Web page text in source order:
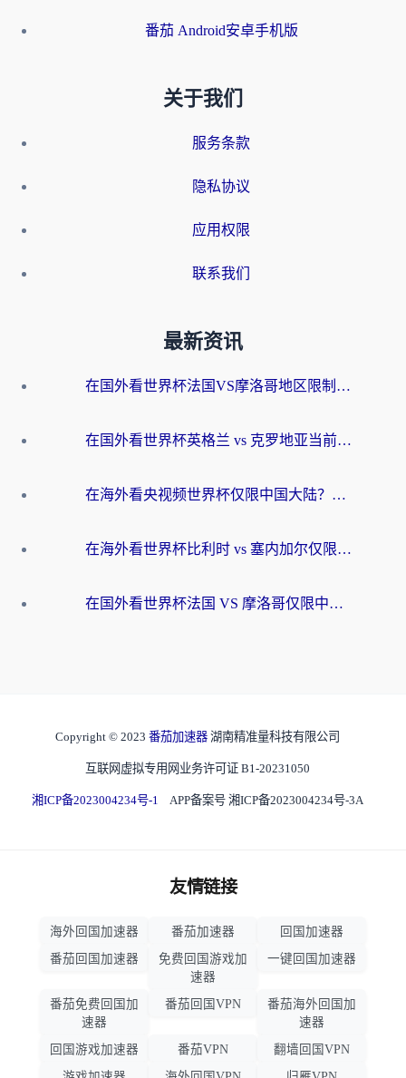
番茄 Android安卓手机版
关于我们
服务条款
隐私协议
应用权限
联系我们
最新资讯
在国外看世界杯法国VS摩洛哥地区限制？这篇指南让你流畅看中文解说无压力
在国外看世界杯英格兰 vs 克罗地亚当前地区不可播放？这篇指南帮你搞定所有海外观赛难题
在海外看央视频世界杯仅限中国大陆？这篇指南帮你解锁中文解说+无卡顿直播
在海外看世界杯比利时 vs 塞内加尔仅限中国大陆？我找到了最流畅的中文解说之路
在国外看世界杯法国 VS 摩洛哥仅限中国大陆？海外党这样看中文解说赛事不卡顿
Copyright © 2023 番茄加速器 湖南精准量科技有限公司
互联网虚拟专用网业务许可证 B1-20231050
湘ICP备2023004234号-1 APP备案号 湘ICP备2023004234号-3A
友情链接
海外回国加速器 番茄加速器
回国加速器
番茄回国加速器
免费回国游戏加
速器
一键回国加速器
番茄免费回国加
速器
番茄回国VPN
番茄海外回国加
速器
回国游戏加速器
番茄VPN
翻墙回国VPN